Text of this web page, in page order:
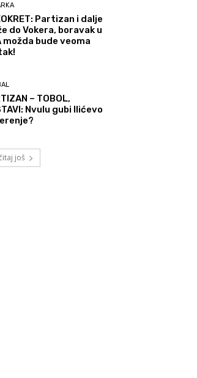
Partizan i dalje
do Vokera, boravak u
možda bude veoma
– TOBOL,
Nvulu gubi Ilićevo
još